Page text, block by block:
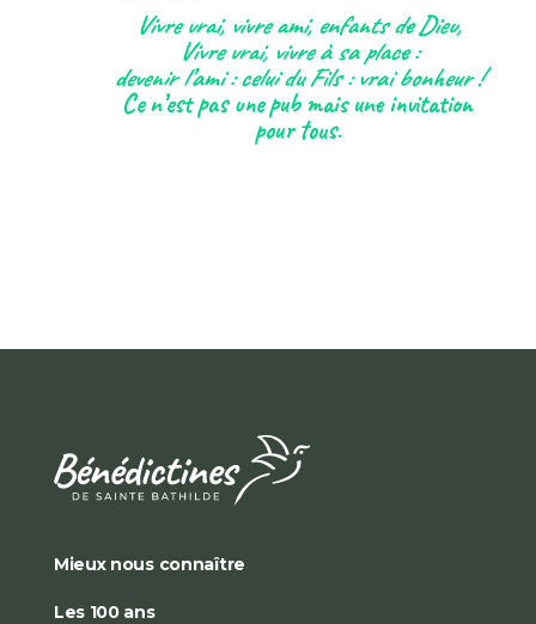
Vivre vrai, vivre ami, enfants de Dieu,
Vivre vrai, vivre à sa place :
devenir l’ami : celui du Fils : vrai bonheur !
Ce n’est pas une pub mais une invitation
pour tous.
Mieux nous connaître
Les 100 ans